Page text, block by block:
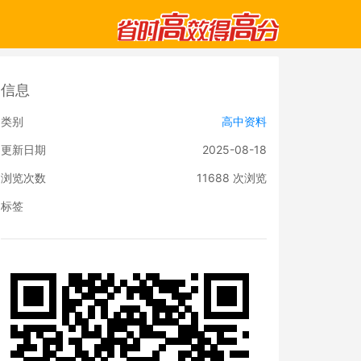
信息
类别 高中资料
更新日期 2025-08-18
浏览次数 11688 次浏览
标签